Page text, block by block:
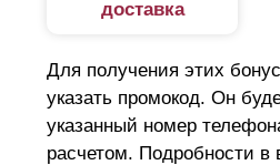
доставка
Для получения этих
указать промокод. Он
указанный номер
расчетом. Подробности в